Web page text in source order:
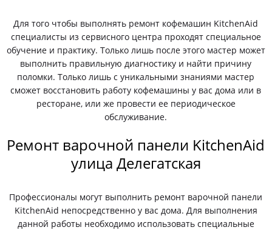
Для того чтобы выполнять ремонт кофемашин KitchenAid
специалисты из сервисного центра проходят специальное
обучение и практику. Только лишь после этого мастер может
выполнить правильную диагностику и найти причину
поломки. Только лишь с уникальными знаниями мастер
сможет восстановить работу кофемашины у вас дома или в
ресторане, или же провести ее периодическое
обслуживание.
Ремонт варочной панели KitchenAid
улица Делегатская
Профессионалы могут выполнить ремонт варочной панели
KitchenAid непосредственно у вас дома. Для выполнения
данной работы необходимо использовать специальные